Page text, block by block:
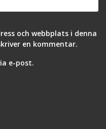
och webbplats i denna
en kommentar.
e-post.